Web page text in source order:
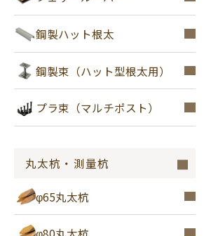
鋼製ハット根太
鋼製束（ハット型根太用）
プラ束（マルチポスト）
丸太杭・測量杭
φ65丸太杭